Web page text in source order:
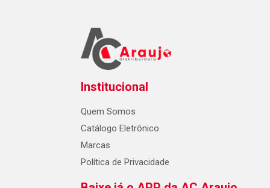
Institucional
Quem Somos
Catálogo Eletrônico
Marcas
Política de Privacidade